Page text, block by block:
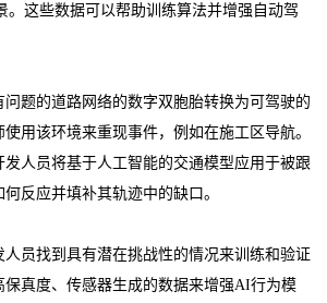
。这些数据可以帮助训练算法并增强自动驾
的道路网络的数字双胞胎转换为可驾驶的
用该环境来重现事件，例如在施工区导航。
人员将基于人工智能的交通模型应用于被跟
反应并填补其轨迹中的缺口。
找到具有潜在挑战性的情况来训练和验证
保真度、传感器生成的数据来增强AI行为模